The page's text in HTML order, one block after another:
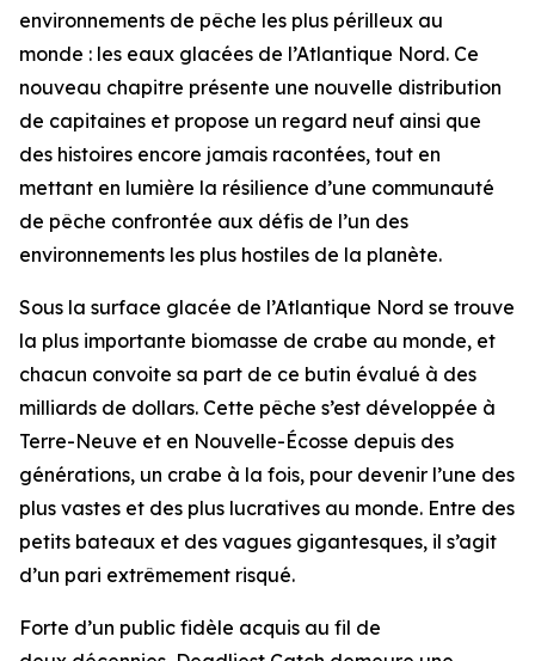
environnements de pêche les plus périlleux au
monde : les eaux glacées de l’Atlantique Nord. Ce
nouveau chapitre présente une nouvelle distribution
de capitaines et propose un regard neuf ainsi que
des histoires encore jamais racontées, tout en
mettant en lumière la résilience d’une communauté
de pêche confrontée aux défis de l’un des
environnements les plus hostiles de la planète.
Sous la surface glacée de l’Atlantique Nord se trouve
la plus importante biomasse de crabe au monde, et
chacun convoite sa part de ce butin évalué à des
milliards de dollars. Cette pêche s’est développée à
Terre-Neuve et en Nouvelle-Écosse depuis des
générations, un crabe à la fois, pour devenir l’une des
plus vastes et des plus lucratives au monde. Entre des
petits bateaux et des vagues gigantesques, il s’agit
d’un pari extrêmement risqué.
Forte d’un public fidèle acquis au fil de